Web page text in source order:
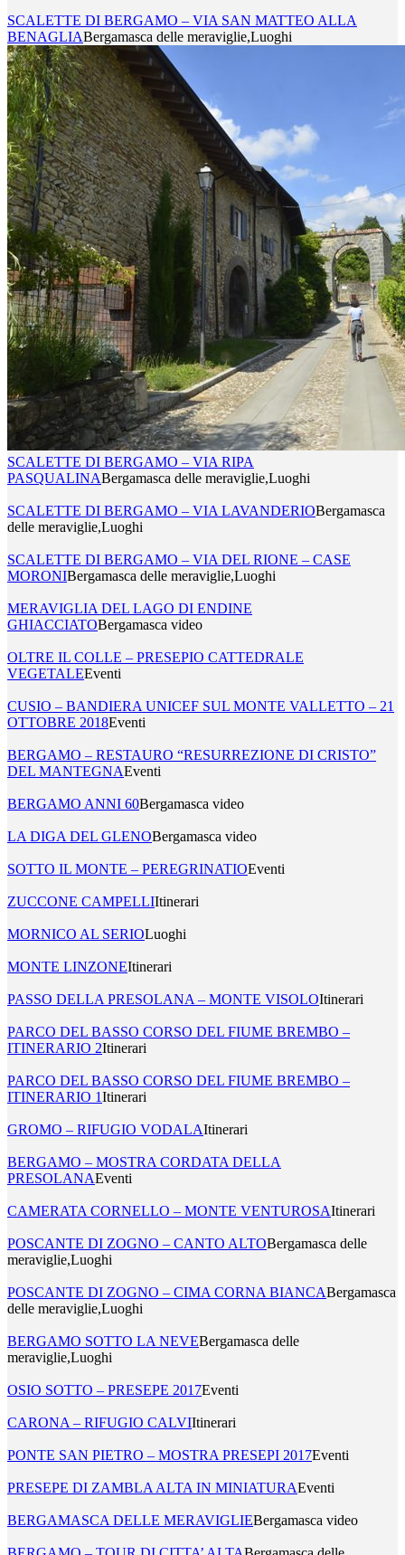
SCALETTE DI BERGAMO – VIA SAN MATTEO ALLA
BENAGLIABergamasca delle meraviglie,Luoghi
SCALETTE DI BERGAMO – VIA RIPA
PASQUALINABergamasca delle meraviglie,Luoghi
SCALETTE DI BERGAMO – VIA LAVANDERIOBergamasca
delle meraviglie,Luoghi
SCALETTE DI BERGAMO – VIA DEL RIONE – CASE
MORONIBergamasca delle meraviglie,Luoghi
MERAVIGLIA DEL LAGO DI ENDINE
GHIACCIATOBergamasca video
OLTRE IL COLLE – PRESEPIO CATTEDRALE
VEGETALEEventi
CUSIO – BANDIERA UNICEF SUL MONTE VALLETTO – 21
OTTOBRE 2018Eventi
BERGAMO – RESTAURO “RESURREZIONE DI CRISTO”
DEL MANTEGNAEventi
BERGAMO ANNI 60Bergamasca video
LA DIGA DEL GLENOBergamasca video
SOTTO IL MONTE – PEREGRINATIOEventi
ZUCCONE CAMPELLIItinerari
MORNICO AL SERIOLuoghi
MONTE LINZONEItinerari
PASSO DELLA PRESOLANA – MONTE VISOLOItinerari
PARCO DEL BASSO CORSO DEL FIUME BREMBO –
ITINERARIO 2Itinerari
PARCO DEL BASSO CORSO DEL FIUME BREMBO –
ITINERARIO 1Itinerari
GROMO – RIFUGIO VODALAItinerari
BERGAMO – MOSTRA CORDATA DELLA
PRESOLANAEventi
CAMERATA CORNELLO – MONTE VENTUROSAItinerari
POSCANTE DI ZOGNO – CANTO ALTOBergamasca delle
meraviglie,Luoghi
POSCANTE DI ZOGNO – CIMA CORNA BIANCABergamasca
delle meraviglie,Luoghi
BERGAMO SOTTO LA NEVEBergamasca delle
meraviglie,Luoghi
OSIO SOTTO – PRESEPE 2017Eventi
CARONA – RIFUGIO CALVIItinerari
PONTE SAN PIETRO – MOSTRA PRESEPI 2017Eventi
PRESEPE DI ZAMBLA ALTA IN MINIATURAEventi
BERGAMASCA DELLE MERAVIGLIEBergamasca video